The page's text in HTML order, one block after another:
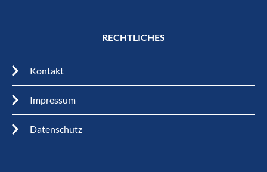
RECHTLICHES
Kontakt
Impressum
Datenschutz